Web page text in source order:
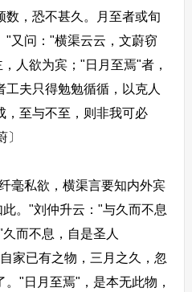
数，恐不甚久。月至者或旬
"又问："横渠云云，文蔚窃
人欲为宾；"日月至焉"者，
工夫只得勉勉循循，以克人
，至与不至，则非我可必
私欲，横渠言要知内外宾
。"刘仲升云："与久而不息
而不息，自是圣人
家已有之物，三月之久，忽
"日月至焉"，是本无此物，